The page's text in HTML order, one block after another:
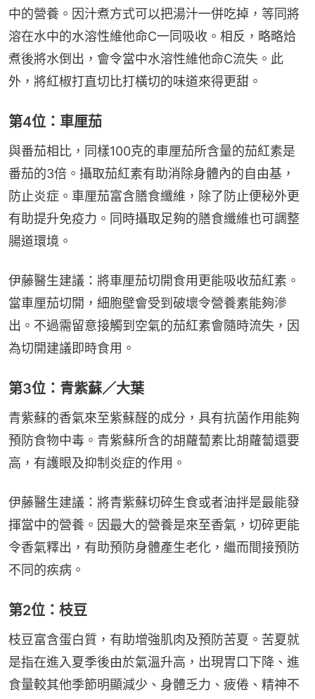
中的營養。因汁煮方式可以把湯汁一併吃掉，等同將
溶在水中的水溶性維他命C一同吸收。相反，略略烚
煮後將水倒出，會令當中水溶性維他命C流失。此
外，將紅椒打直切比打橫切的味道來得更甜。
第4位：車厘茄
與番茄相比，同樣100克的車厘茄所含量的茄紅素是
番茄的3倍。攝取茄紅素有助消除身體內的自由基，
防止炎症。車厘茄富含膳食纖維，除了防止便秘外更
有助提升免疫力。同時攝取足夠的膳食纖維也可調整
腸道環境。
伊藤醫生建議：將車厘茄切開食用更能吸收茄紅素。
當車厘茄切開，細胞壁會受到破壞令營養素能夠滲
出。不過需留意接觸到空氣的茄紅素會隨時流失，因
為切開建議即時食用。
第3位：青紫蘇／大葉
青紫蘇的香氣來至紫蘇醛的成分，具有抗菌作用能夠
預防食物中毒。青紫蘇所含的胡蘿蔔素比胡蘿蔔還要
高，有護眼及抑制炎症的作用。
伊藤醫生建議：將青紫蘇切碎生食或者油拌是最能發
揮當中的營養。因最大的營養是來至香氣，切碎更能
令香氣釋出，有助預防身體產生老化，繼而間接預防
不同的疾病。
第2位：枝豆
枝豆富含蛋白質，有助增強肌肉及預防苦夏。苦夏就
是指在進入夏季後由於氣溫升高，出現胃口下降、進
食量較其他季節明顯減少、身體乏力、疲倦、精神不